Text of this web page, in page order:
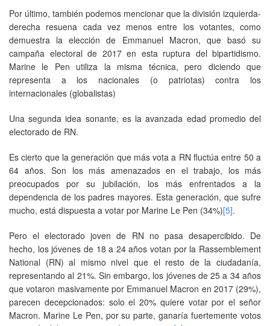
Por último, también podemos mencionar que la división izquierda-
derecha resuena cada vez menos entre los votantes, como
demuestra la elección de Emmanuel Macron, que basó su
campaña electoral de 2017 en esta ruptura del bipartidismo.
Marine le Pen utiliza la misma técnica, pero diciendo que
representa a los nacionales (o patriotas) contra los
internacionales (globalistas)
Una segunda idea sonante, es la avanzada edad promedio del
electorado de RN.
Es cierto que la generación que más vota a RN fluctúa entre 50 a
64 años. Son los más amenazados en el trabajo, los más
preocupados por su jubilación, los más enfrentados a la
dependencia de los padres mayores. Esta generación, que sufre
mucho, está dispuesta a votar por Marine Le Pen (34%)[5].
Pero el electorado joven de RN no pasa desapercibido. De
hecho, los jóvenes de 18 a 24 años votan por la Rassemblement
National (RN) al mismo nivel que el resto de la ciudadanía,
representando al 21%. Sin embargo, los jóvenes de 25 a 34 años
que votaron masivamente por Emmanuel Macron en 2017 (29%),
parecen decepcionados: solo el 20% quiere votar por el señor
Macron. Marine Le Pen, por su parte, ganaría fuertemente votos